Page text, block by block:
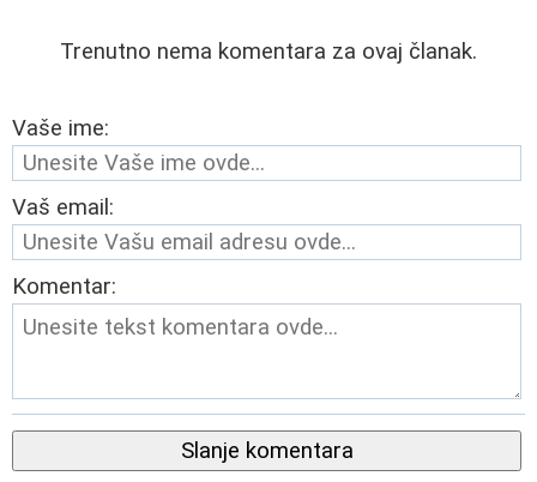
Trenutno nema komentara za ovaj članak.
Vaše ime:
Vaš email:
Komentar:
Slanje komentara